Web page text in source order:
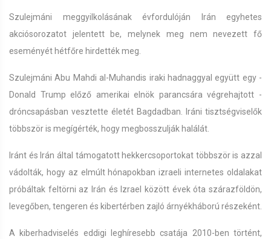
Szulejmáni meggyilkolásának évfordulóján Irán egyhetes
akciósorozatot jelentett be, melynek meg nem nevezett fő
eseményét hétfőre hirdették meg.
Szulejmáni Abu Mahdi al-Muhandis iraki hadnaggyal együtt egy -
Donald Trump előző amerikai elnök parancsára végrehajtott -
dróncsapásban vesztette életét Bagdadban. Iráni tisztségviselők
többször is megígérték, hogy megbosszulják halálát.
Iránt és Irán által támogatott hekkercsoportokat többször is azzal
vádolták, hogy az elmúlt hónapokban izraeli internetes oldalakat
próbáltak feltörni az Irán és Izrael között évek óta szárazföldön,
levegőben, tengeren és kibertérben zajló árnyékháború részeként.
A kiberhadviselés eddigi leghíresebb csatája 2010-ben történt,